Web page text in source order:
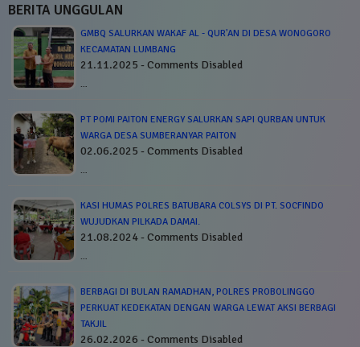
BERITA UNGGULAN
GMBQ SALURKAN WAKAF AL - QUR'AN DI DESA WONOGORO
KECAMATAN LUMBANG
21.11.2025 - Comments Disabled
…
PT POMI PAITON ENERGY SALURKAN SAPI QURBAN UNTUK
WARGA DESA SUMBERANYAR PAITON
02.06.2025 - Comments Disabled
…
KASI HUMAS POLRES BATUBARA COLSYS DI PT. SOCFINDO
WUJUDKAN PILKADA DAMAI.
21.08.2024 - Comments Disabled
…
BERBAGI DI BULAN RAMADHAN, POLRES PROBOLINGGO
PERKUAT KEDEKATAN DENGAN WARGA LEWAT AKSI BERBAGI
TAKJIL
26.02.2026 - Comments Disabled